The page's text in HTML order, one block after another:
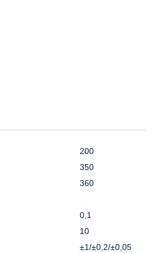
200
350
360
0,1
10
±1/±0,2/±0,05